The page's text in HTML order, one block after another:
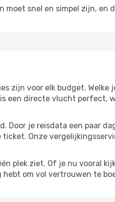
snel en simpel zijn, en
zijn voor elk budget.
een directe vlucht perfect,
je reisdata een paar
Onze
plek ziet. Of je nu vooral
om vol vertrouwen te